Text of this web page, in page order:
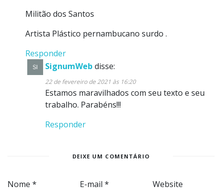
Militão dos Santos
Artista Plástico pernambucano surdo .
Responder
SignumWeb disse:
22 de fevereiro de 2021 às 16:20
Estamos maravilhados com seu texto e seu
trabalho. Parabéns!!!
Responder
DEIXE UM COMENTÁRIO
Nome * E-mail* Website